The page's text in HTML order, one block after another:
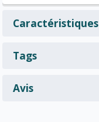
Caractéristiques
Tags
Avis